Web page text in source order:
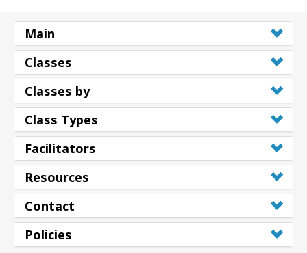
Main
Classes
Classes by
Class Types
Facilitators
Resources
Contact
Policies